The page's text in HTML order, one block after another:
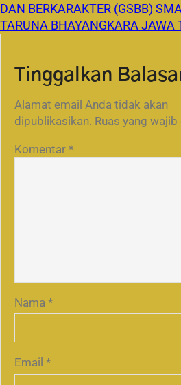
DAN BERKARAKTER (GSBB)
TARUNA BHAYANGKARA JAWA
Tinggalkan
Alamat email Anda tidak akan
dipublikasikan. Ruas yang
Komentar *
Nama *
Email *